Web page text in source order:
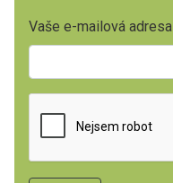
Vaše e-mailová adresa